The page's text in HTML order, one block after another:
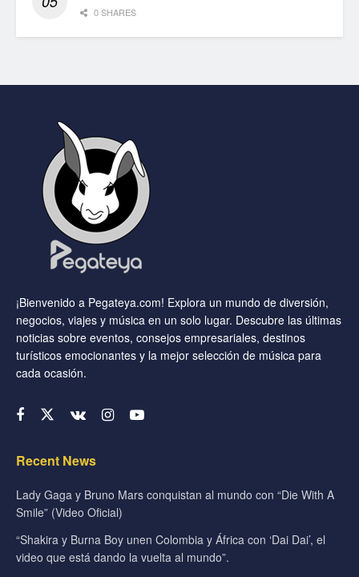
0 SHARES
¡Bienvenido a Pegateya.com! Explora un mundo de diversión,
negocios, viajes y música en un solo lugar. Descubre las últimas
noticias sobre eventos, consejos empresariales, destinos
turísticos emocionantes y la mejor selección de música para
cada ocasión.
Recent News
Lady Gaga y Bruno Mars conquistan al mundo con “Die With A
Smile” (Video Oficial)
“Shakira y Burna Boy unen Colombia y África con ‘Dai Dai’, el
video que está dando la vuelta al mundo”.